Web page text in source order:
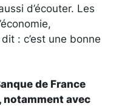
d’écouter. Les
: c’est une bonne
de France
notamment avec